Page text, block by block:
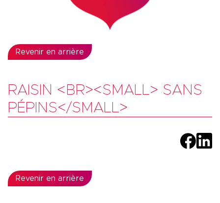
Revenir en arrière
RAISIN <BR><SMALL> SANS
PÉPINS</SMALL>
Revenir en arrière